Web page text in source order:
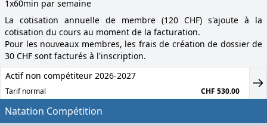
1x60min par semaine
La cotisation annuelle de membre (120 CHF) s'ajoute à la
cotisation du cours au moment de la facturation.
Pour les nouveaux membres, les frais de création de dossier de
30 CHF sont facturés à l'inscription.
Actif non compétiteur 2026-2027
Tarif normal CHF 530.00
Natation Compétition